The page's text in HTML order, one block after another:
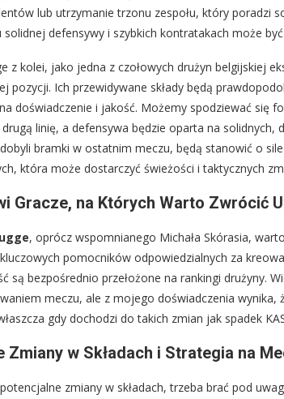
lub utrzymanie trzonu zespołu, który poradzi
solidnej defensywy i szybkich kontratakach może
z kolei, jako jedna z czołowych drużyn belgijskiej
pozycji. Ich przewidywane składy będą
doświadczenie i jakość. Możemy spodziewać się
linię, a defensywa będzie oparta na
bramki w ostatnim meczu, będą stanowić o
która może dostarczyć świeżości i taktycznych
Gracze, na Których Warto Zwrócić
, oprócz wspomnianego Michała Skórasia,
pomocników odpowiedzialnych za
są bezpośrednio przełożone na rankingi drużyny.
meczu, ale z mojego doświadczenia wynika,
gdy dochodzi do takich zmian jak spadek
Zmiany w Składach i Strategia na
zmiany w składach, trzeba brać pod